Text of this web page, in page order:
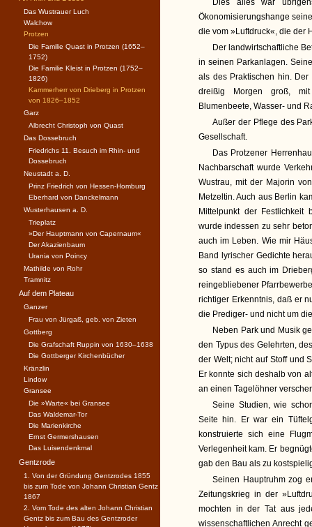
Dies alles war
Ökonomisierungshange
die vom »Luftdruck«, die der
Der landwirtschaftliche
in seinen Parkanlagen.
als des Praktischen hin.
dreißig Morgen groß, mit
Blumenbeete, Wasser- und
Außer der Pflege des
Gesellschaft.
Das Protzener
Nachbarschaft wurde
Wustrau, mit der Majorin
Metzeltin. Auch aus Berlin
Mittelpunkt der Festlichkeit
wurde indessen zu sehr
auch im Leben. Wie mir
Band lyrischer Gedichte
so stand es auch im
reingebliebener
richtiger Erkenntnis, daß er
die Prediger- und nicht um
Neben Park und Musik
den Typus des Gelehrten,
der Welt; nicht auf Stoff und
Er konnte sich deshalb von
an einen Tagelöhner
Seine Studien, wie
Seite hin. Er war ein
konstruierte sich eine
Verlegenheit kam. Er
gab den Bau als zu
Seinen Hauptruhm zog
Zeitungskrieg in der
mochten in der Tat aus
wissenschaftlichen Anrecht
Das Wustrauer Luch
Walchow
Protzen
Die Familie Quast in Protzen (1652–
1752)
Die Familie Kleist in Protzen (1752–
1826)
Kammerherr von Drieberg in Protzen
von 1826–1852
Garz
Albrecht Christoph von Quast
Das Dossebruch
Friedrichs 11. Besuch im Rhin- und
Dossebruch
Neustadt a. D.
Prinz Friedrich von Hessen-Homburg
Eberhard von Danckelmann
Wusterhausen a. D.
Trieplatz
»Der Hauptmann von Capernaum«
Der Akazienbaum
Urania von Poincy
Mathilde von Rohr
Tramnitz
Auf dem Plateau
Ganzer
Frau von Jürgaß, geb. von Zieten
Gottberg
Die Grafschaft Ruppin von 1630–1638
Die Gottberger Kirchenbücher
Kränzlin
Lindow
Gransee
Die »Warte« bei Gransee
Das Waldemar-Tor
Die Marienkirche
Ernst Germershausen
Das Luisendenkmal
Gentzrode
1. Von der Gründung Gentzrodes 1855
bis zum Tode von Johann Christian Gentz
1867
2. Vom Tode des alten Johann Christian
Gentz bis zum Bau des Gentzroder